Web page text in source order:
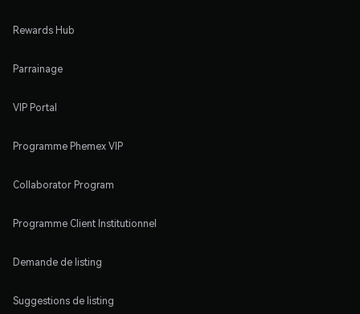
Rewards Hub
Parrainage
VIP Portal
Programme Phemex VIP
Collaborator Program
Programme Client Institutionnel
Demande de listing
Suggestions de listing